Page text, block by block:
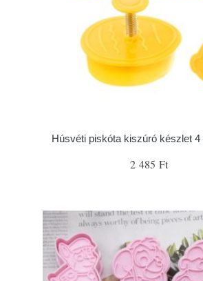
Húsvéti piskóta kiszúró készlet 4
2 485 Ft